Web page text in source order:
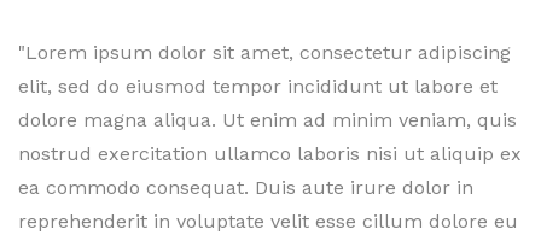
"Lorem ipsum dolor sit amet, consectetur adipiscing
elit, sed do eiusmod tempor incididunt ut labore et
dolore magna aliqua. Ut enim ad minim veniam, quis
nostrud exercitation ullamco laboris nisi ut aliquip ex
ea commodo consequat. Duis aute irure dolor in
reprehenderit in voluptate velit esse cillum dolore eu